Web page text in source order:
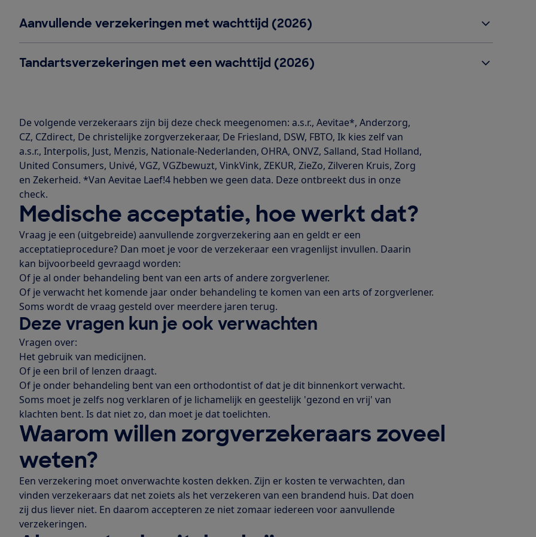
Aanvullende verzekeringen met wachttijd (2026)
Tandartsverzekeringen met een wachttijd (2026)
De volgende verzekeraars zijn bij deze check meegenomen: a.s.r., Aevitae*, Anderzorg,
CZ, CZdirect, De christelijke zorgverzekeraar, De Friesland, DSW, FBTO, Ik kies zelf van
a.s.r., Interpolis, Just, Menzis, Nationale-Nederlanden, OHRA, ONVZ, Salland, Stad Holland,
United Consumers, Univé, VGZ, VGZbewuzt, VinkVink, ZEKUR, ZieZo, Zilveren Kruis, Zorg
en Zekerheid. *Van Aevitae Laef!4 hebben we geen data. Deze ontbreekt dus in onze
check.
Medische acceptatie, hoe werkt dat?
Vraag je een (uitgebreide) aanvullende zorgverzekering aan en geldt er een
acceptatieprocedure? Dan moet je voor de verzekeraar een vragenlijst invullen. Daarin
kan bijvoorbeeld gevraagd worden:
Of je al onder behandeling bent van een arts of andere zorgverlener.
Of je verwacht het komende jaar onder behandeling te komen van een arts of zorgverlener.
Soms wordt de vraag gesteld over meerdere jaren terug.
Deze vragen kun je ook verwachten
Vragen over:
Het gebruik van medicijnen.
Of je een bril of lenzen draagt.
Of je onder behandeling bent van een orthodontist of dat je dit binnenkort verwacht.
Soms moet je zelfs nog verklaren of je lichamelijk en geestelijk 'gezond en vrij' van
klachten bent. Is dat niet zo, dan moet je dat toelichten.
Waarom willen zorgverzekeraars zoveel
weten?
Een verzekering moet onverwachte kosten dekken. Zijn er kosten te verwachten, dan
vinden verzekeraars dat net zoiets als het verzekeren van een brandend huis. Dat doen
zij dus liever niet. En daarom accepteren ze niet zomaar iedereen voor aanvullende
verzekeringen.